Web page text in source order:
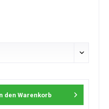
den Warenkorb